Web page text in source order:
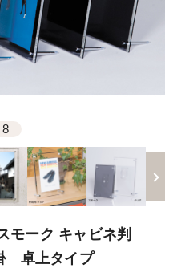
8
モーク キャビネ判
卓上タイプ